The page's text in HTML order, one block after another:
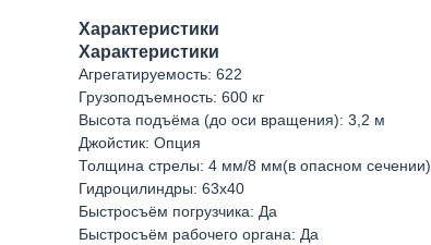
Характеристики
Характеристики
Агрегатируемость: 622
Грузоподъемность: 600 кг
Высота подъёма (до оси вращения): 3,2 м
Джойстик: Опция
Толщина стрелы: 4 мм/8 мм(в опасном сечении)
Гидроцилиндры: 63х40
Быстросъём погрузчика: Да
Быстросъём рабочего органа: Да